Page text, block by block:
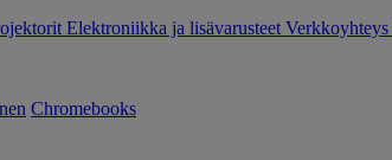
Elektroniikka ja lisävarusteet Verkkoyhteys
Chromebooks